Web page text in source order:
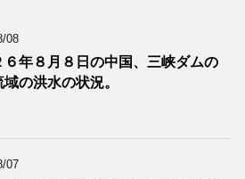
08
６年８月８日の中国、三峡ダムの
の洪水の状況。
07